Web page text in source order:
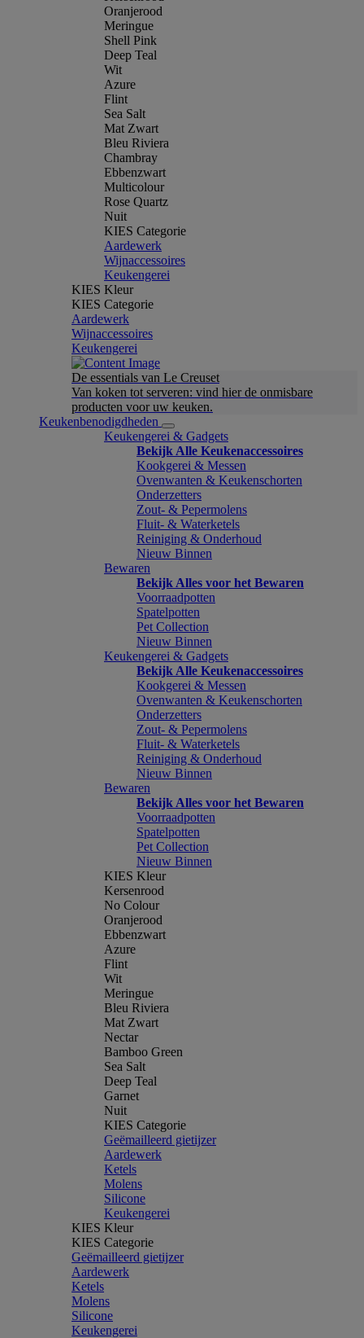
Oranjerood
Meringue
Shell Pink
Deep Teal
Wit
Azure
Flint
Sea Salt
Mat Zwart
Bleu Riviera
Chambray
Ebbenzwart
Multicolour
Rose Quartz
Nuit
KIES Categorie
Aardewerk
Wijnaccessoires
Keukengerei
KIES Kleur
KIES Categorie
Aardewerk
Wijnaccessoires
Keukengerei
De essentials van Le Creuset
Van koken tot serveren: vind hier de onmisbare
producten voor uw keuken.
Keukenbenodigdheden
Keukengerei & Gadgets
Bekijk Alle Keukenaccessoires
Kookgerei & Messen
Ovenwanten & Keukenschorten
Onderzetters
Zout- & Pepermolens
Fluit- & Waterketels
Reiniging & Onderhoud
Nieuw Binnen
Bewaren
Bekijk Alles voor het Bewaren
Voorraadpotten
Spatelpotten
Pet Collection
Nieuw Binnen
Keukengerei & Gadgets
Bekijk Alle Keukenaccessoires
Kookgerei & Messen
Ovenwanten & Keukenschorten
Onderzetters
Zout- & Pepermolens
Fluit- & Waterketels
Reiniging & Onderhoud
Nieuw Binnen
Bewaren
Bekijk Alles voor het Bewaren
Voorraadpotten
Spatelpotten
Pet Collection
Nieuw Binnen
KIES Kleur
Kersenrood
No Colour
Oranjerood
Ebbenzwart
Azure
Flint
Wit
Meringue
Bleu Riviera
Mat Zwart
Nectar
Bamboo Green
Sea Salt
Deep Teal
Garnet
Nuit
KIES Categorie
Geëmailleerd gietijzer
Aardewerk
Ketels
Molens
Silicone
Keukengerei
KIES Kleur
KIES Categorie
Geëmailleerd gietijzer
Aardewerk
Ketels
Molens
Silicone
Keukengerei